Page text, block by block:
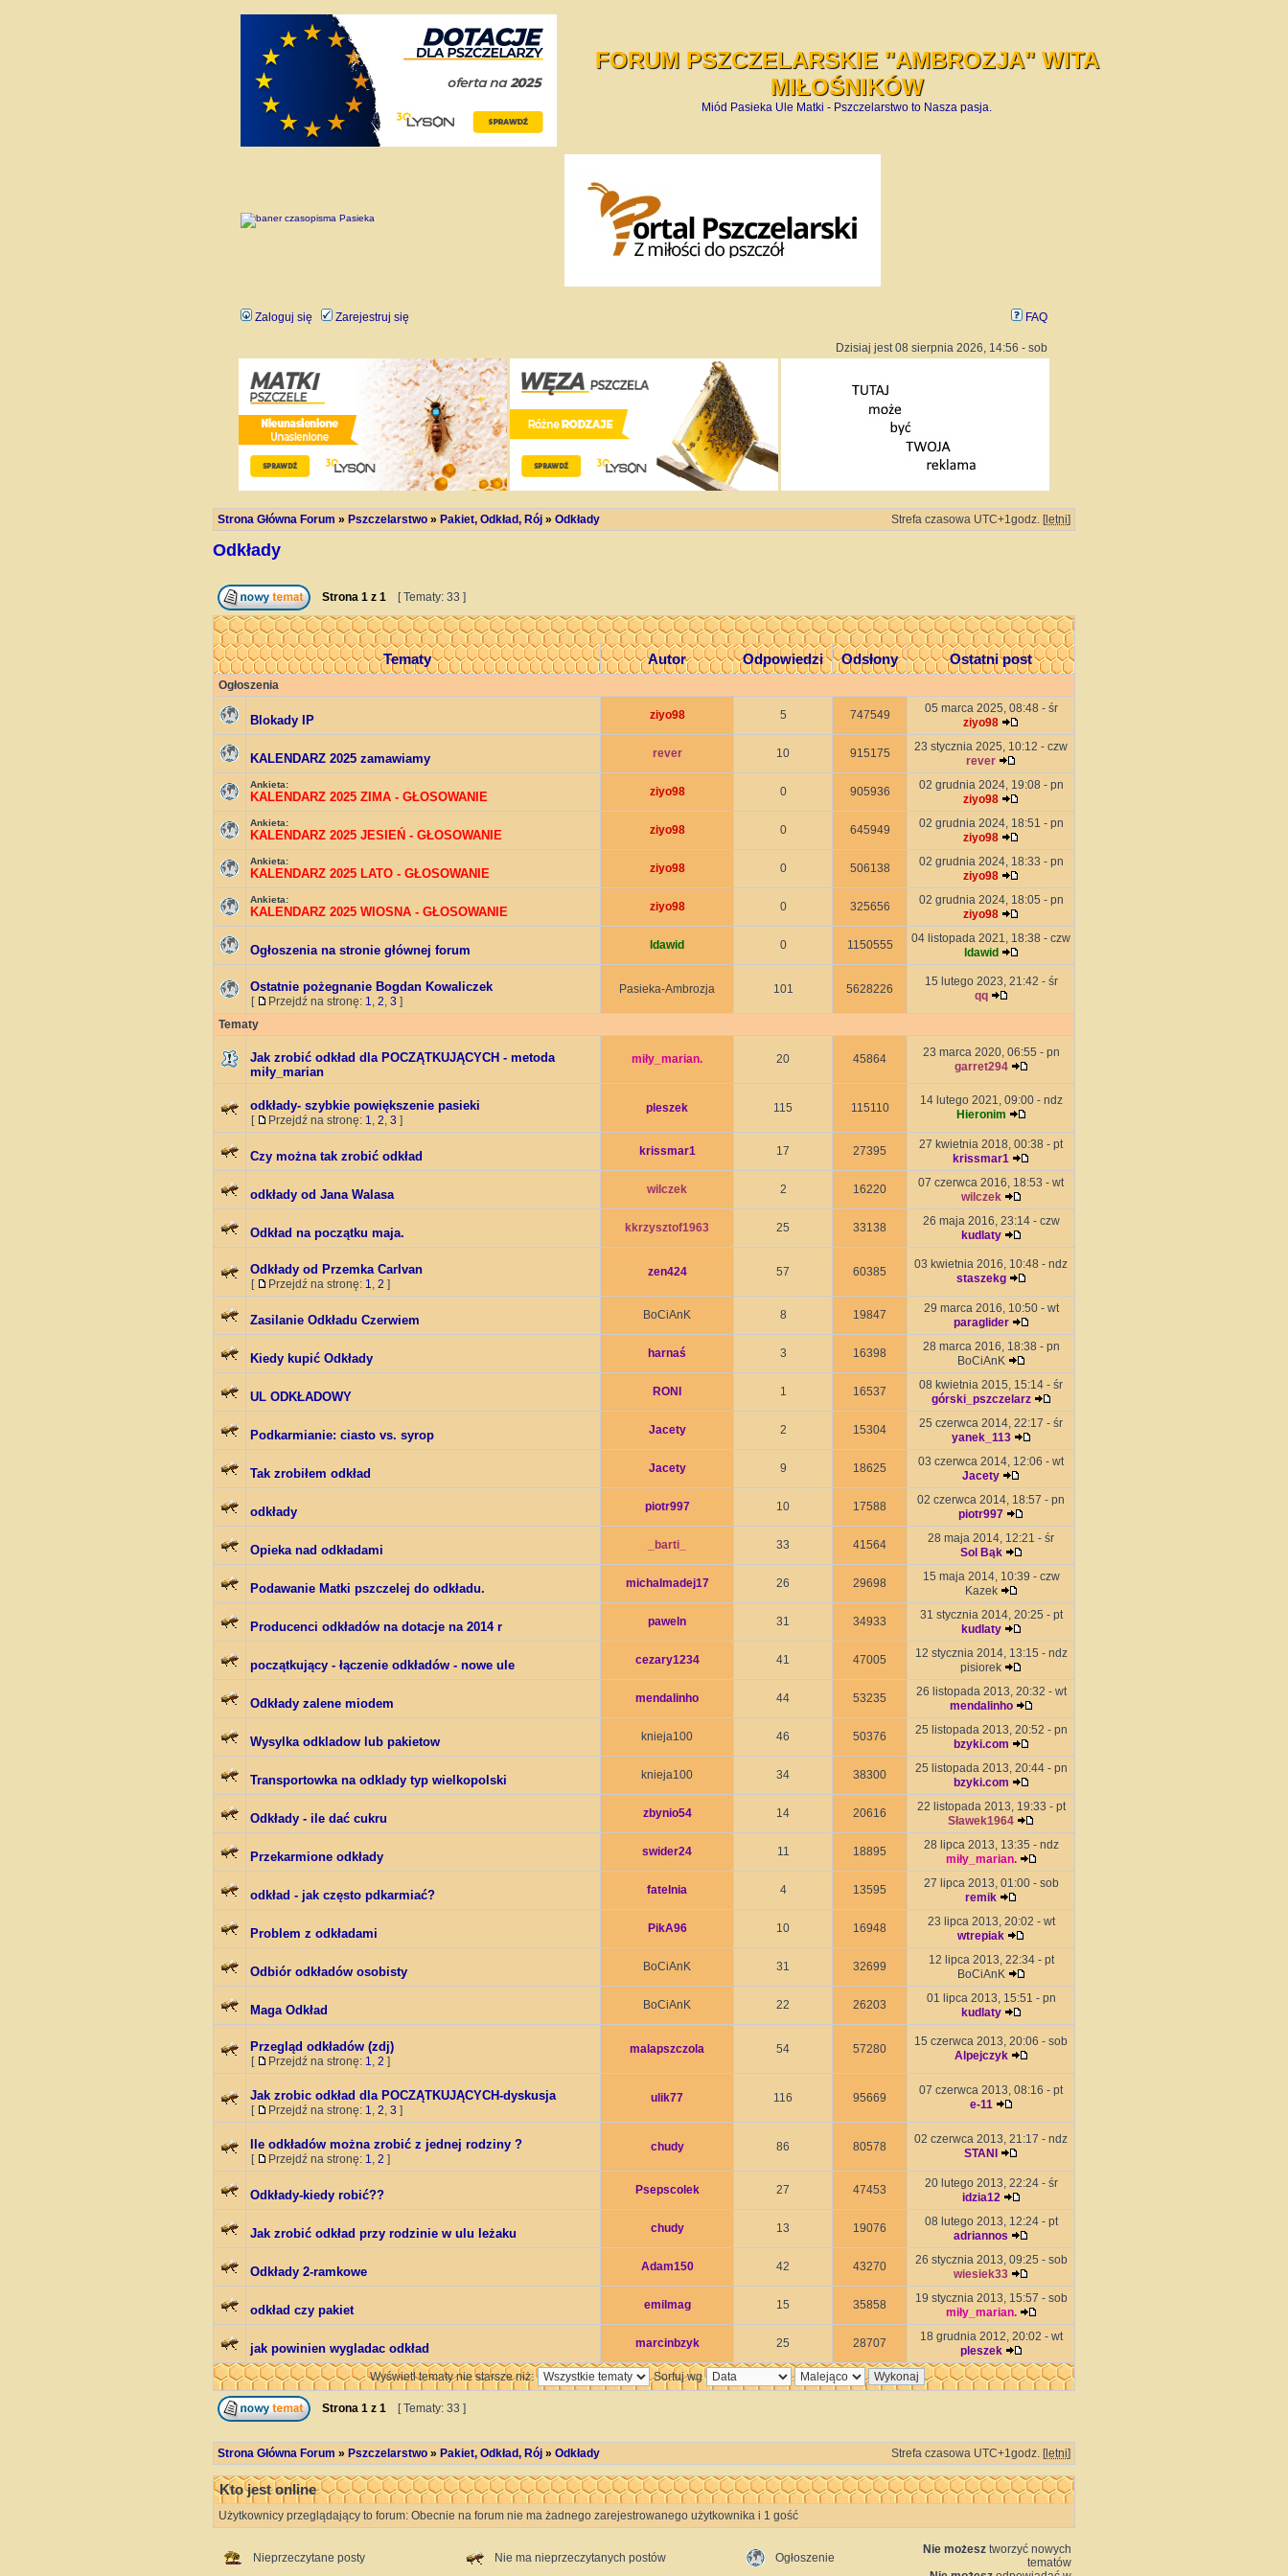
FORUM PSZCZELARSKIE "AMBROZJA" WITA
MIŁOŚNIKÓW
Miód Pasieka Ule Matki - Pszczelarstwo to Nasza pasja.
Zaloguj się Zarejestruj się FAQ
Dzisiaj jest 08 sierpnia 2026, 14:56 - sob
Strona Główna Forum » Pszczelarstwo » Pakiet, Odkład, Rój » Odkłady Strefa czasowa UTC+1godz. [letni]
Odkłady
Strona 1 z 1 [ Tematy: 33 ]
Tematy Autor Odpowiedzi Odsłony Ostatni post
Ogłoszenia
Blokady IP ziyo98 5 747549
05 marca 2025, 08:48 - śr
ziyo98
KALENDARZ 2025 zamawiamy rever 10 915175
23 stycznia 2025, 10:12 - czw
rever
Ankieta:
KALENDARZ 2025 ZIMA - GŁOSOWANIE ziyo98 0 905936
02 grudnia 2024, 19:08 - pn
ziyo98
Ankieta:
KALENDARZ 2025 JESIEŃ - GŁOSOWANIE ziyo98 0 645949
02 grudnia 2024, 18:51 - pn
ziyo98
Ankieta:
KALENDARZ 2025 LATO - GŁOSOWANIE ziyo98 0 506138
02 grudnia 2024, 18:33 - pn
ziyo98
Ankieta:
KALENDARZ 2025 WIOSNA - GŁOSOWANIE ziyo98 0 325656
02 grudnia 2024, 18:05 - pn
ziyo98
Ogłoszenia na stronie głównej forum ldawid 0 1150555
04 listopada 2021, 18:38 - czw
ldawid
Ostatnie pożegnanie Bogdan Kowaliczek
[ Przejdź na stronę: 1, 2, 3 ]
Pasieka-Ambrozja 101 5628226
15 lutego 2023, 21:42 - śr
qq
Tematy
Jak zrobić odkład dla POCZĄTKUJĄCYCH - metoda
miły_marian
miły_marian. 20 45864
23 marca 2020, 06:55 - pn
garret294
odkłady- szybkie powiększenie pasieki
[ Przejdź na stronę: 1, 2, 3 ]
pleszek 115 115110
14 lutego 2021, 09:00 - ndz
Hieronim
Czy można tak zrobić odkład krissmar1 17 27395
27 kwietnia 2018, 00:38 - pt
krissmar1
odkłady od Jana Walasa wilczek 2 16220
07 czerwca 2016, 18:53 - wt
wilczek
Odkład na początku maja. kkrzysztof1963 25 33138
26 maja 2016, 23:14 - czw
kudlaty
Odkłady od Przemka CarIvan
[ Przejdź na stronę: 1, 2 ]
zen424 57 60385
03 kwietnia 2016, 10:48 - ndz
staszekg
Zasilanie Odkładu Czerwiem BoCiAnK 8 19847
29 marca 2016, 10:50 - wt
paraglider
Kiedy kupić Odkłady harnaś 3 16398
28 marca 2016, 18:38 - pn
BoCiAnK
UL ODKŁADOWY RONI 1 16537
08 kwietnia 2015, 15:14 - śr
górski_pszczelarz
Podkarmianie: ciasto vs. syrop Jacety 2 15304
25 czerwca 2014, 22:17 - śr
yanek_113
Tak zrobiłem odkład Jacety 9 18625
03 czerwca 2014, 12:06 - wt
Jacety
odkłady piotr997 10 17588
02 czerwca 2014, 18:57 - pn
piotr997
Opieka nad odkładami _barti_ 33 41564
28 maja 2014, 12:21 - śr
Sol Bąk
Podawanie Matki pszczelej do odkładu. michalmadej17 26 29698
15 maja 2014, 10:39 - czw
Kazek
Producenci odkładów na dotacje na 2014 r paweln 31 34933
31 stycznia 2014, 20:25 - pt
kudlaty
początkujący - łączenie odkładów - nowe ule cezary1234 41 47005
12 stycznia 2014, 13:15 - ndz
pisiorek
Odkłady zalene miodem mendalinho 44 53235
26 listopada 2013, 20:32 - wt
mendalinho
Wysylka odkladow lub pakietow knieja100 46 50376
25 listopada 2013, 20:52 - pn
bzyki.com
Transportowka na odklady typ wielkopolski knieja100 34 38300
25 listopada 2013, 20:44 - pn
bzyki.com
Odkłady - ile dać cukru zbynio54 14 20616
22 listopada 2013, 19:33 - pt
Sławek1964
Przekarmione odkłady swider24 11 18895
28 lipca 2013, 13:35 - ndz
miły_marian.
odkład - jak często pdkarmiać? fatelnia 4 13595
27 lipca 2013, 01:00 - sob
remik
Problem z odkładami PikA96 10 16948
23 lipca 2013, 20:02 - wt
wtrepiak
Odbiór odkładów osobisty BoCiAnK 31 32699
12 lipca 2013, 22:34 - pt
BoCiAnK
Maga Odkład BoCiAnK 22 26203
01 lipca 2013, 15:51 - pn
kudlaty
Przegląd odkładów (zdj)
[ Przejdź na stronę: 1, 2 ]
malapszczola 54 57280
15 czerwca 2013, 20:06 - sob
Alpejczyk
Jak zrobic odkład dla POCZĄTKUJĄCYCH-dyskusja
[ Przejdź na stronę: 1, 2, 3 ]
ulik77 116 95669
07 czerwca 2013, 08:16 - pt
e-11
Ile odkładów można zrobić z jednej rodziny ?
[ Przejdź na stronę: 1, 2 ]
chudy 86 80578
02 czerwca 2013, 21:17 - ndz
STANI
Odkłady-kiedy robić?? Psepscolek 27 47453
20 lutego 2013, 22:24 - śr
idzia12
Jak zrobić odkład przy rodzinie w ulu leżaku chudy 13 19076
08 lutego 2013, 12:24 - pt
adriannos
Odkłady 2-ramkowe Adam150 42 43270
26 stycznia 2013, 09:25 - sob
wiesiek33
odkład czy pakiet emilmag 15 35858
19 stycznia 2013, 15:57 - sob
miły_marian.
jak powinien wygladac odkład marcinbzyk 25 28707
18 grudnia 2012, 20:02 - wt
pleszek
Wyświetl tematy nie starsze niż:
Sortuj wg
Strona 1 z 1 [ Tematy: 33 ]
Strona Główna Forum » Pszczelarstwo » Pakiet, Odkład, Rój » Odkłady Strefa czasowa UTC+1godz. [letni]
Kto jest online
Użytkownicy przeglądający to forum: Obecnie na forum nie ma żadnego zarejestrowanego użytkownika i 1 gość
Nieprzeczytane posty Nie ma nieprzeczytanych postów Ogłoszenie
Nie możesz tworzyć nowych
tematów